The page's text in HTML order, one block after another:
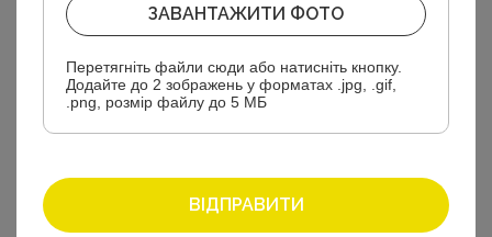
ЗАВАНТАЖИТИ ФОТО
Перетягніть файли сюди або натисніть кнопку.
Додайте до 2 зображень у форматах .jpg, .gif,
.png, розмір файлу до 5 МБ
ВІДПРАВИТИ